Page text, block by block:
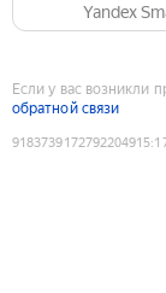
Yandex
Если у вас возникли
обратной связи
9183739172792204915: